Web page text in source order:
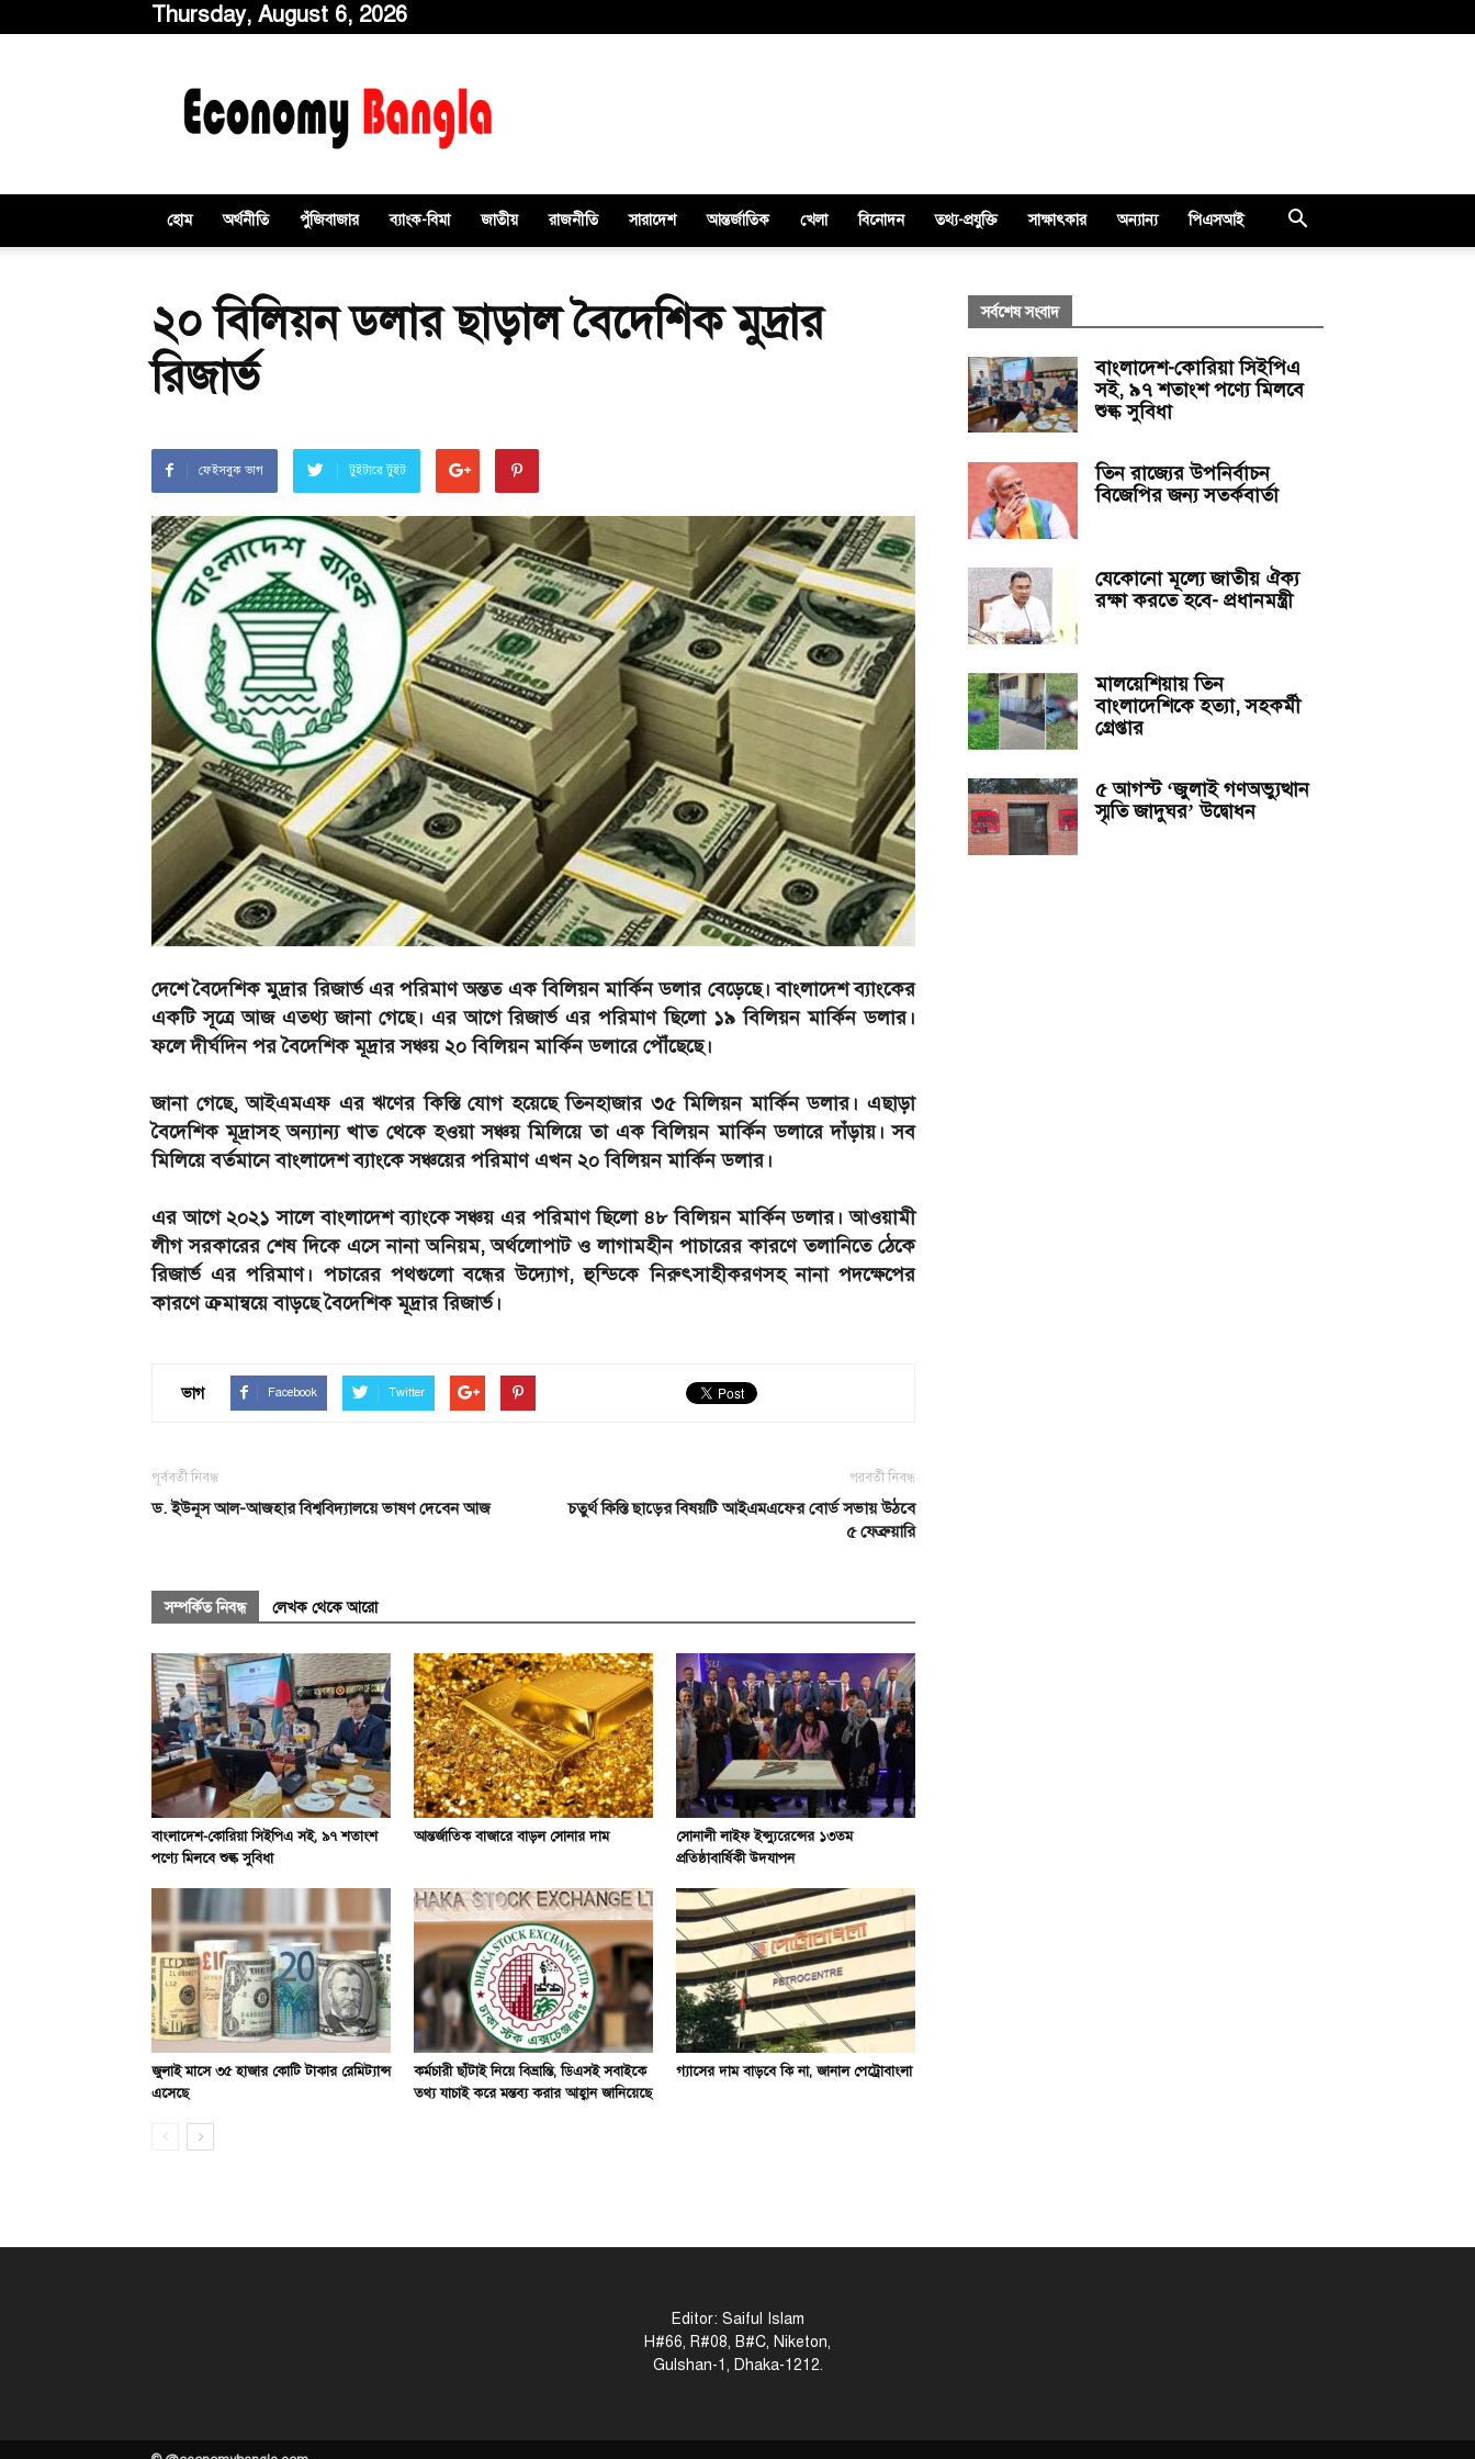
Thursday, August 6, 2026
হোম অর্থনীতি পুঁজিবাজার ব্যাংক-বিমা জাতীয় রাজনীতি সারাদেশ আন্তর্জাতিক খেলা বিনোদন তথ্য-প্রযুক্তি সাক্ষাৎকার অন্যান্য পিএসআই
২০ বিলিয়ন ডলার ছাড়াল বৈদেশিক মুদ্রার
রিজার্ভ
ফেইসবুক ভাগ টুইটারে টুইট
দেশে বৈদেশিক মুদ্রার রিজার্ভ এর পরিমাণ অন্তত এক বিলিয়ন মার্কিন ডলার বেড়েছে। বাংলাদেশ ব্যাংকের
একটি সূত্রে আজ এতথ্য জানা গেছে। এর আগে রিজার্ভ এর পরিমাণ ছিলো ১৯ বিলিয়ন মার্কিন ডলার।
ফলে দীর্ঘদিন পর বৈদেশিক মূদ্রার সঞ্চয় ২০ বিলিয়ন মার্কিন ডলারে পৌঁছেছে।
জানা গেছে, আইএমএফ এর ঋণের কিস্তি যোগ হয়েছে তিনহাজার ৩৫ মিলিয়ন মার্কিন ডলার। এছাড়া
বৈদেশিক মূদ্রাসহ অন্যান্য খাত থেকে হওয়া সঞ্চয় মিলিয়ে তা এক বিলিয়ন মার্কিন ডলারে দাঁড়ায়। সব
মিলিয়ে বর্তমানে বাংলাদেশ ব্যাংকে সঞ্চয়ের পরিমাণ এখন ২০ বিলিয়ন মার্কিন ডলার।
এর আগে ২০২১ সালে বাংলাদেশ ব্যাংকে সঞ্চয় এর পরিমাণ ছিলো ৪৮ বিলিয়ন মার্কিন ডলার। আওয়ামী
লীগ সরকারের শেষ দিকে এসে নানা অনিয়ম, অর্থলোপাট ও লাগামহীন পাচারের কারণে তলানিতে ঠেকে
রিজার্ভ এর পরিমাণ। পচারের পথগুলো বন্ধের উদ্যোগ, হুন্ডিকে নিরুৎসাহীকরণসহ নানা পদক্ষেপের
কারণে ক্রমান্বয়ে বাড়ছে বৈদেশিক মূদ্রার রিজার্ভ।
ভাগ Facebook Twitter
পূর্ববর্তী নিবন্ধ
ড. ইউনূস আল-আজহার বিশ্ববিদ্যালয়ে ভাষণ দেবেন আজ
পরবর্তী নিবন্ধ
চতুর্থ কিস্তি ছাড়ের বিষয়টি আইএমএফের বোর্ড সভায় উঠবে
৫ ফেব্রুয়ারি
সম্পর্কিত নিবন্ধ লেখক থেকে আরো
বাংলাদেশ-কোরিয়া সিইপিএ সই, ৯৭ শতাংশ
পণ্যে মিলবে শুল্ক সুবিধা
আন্তর্জাতিক বাজারে বাড়ল সোনার দাম
সোনালী লাইফ ইন্স্যুরেন্সের ১৩তম
প্রতিষ্ঠাবার্ষিকী উদযাপন
জুলাই মাসে ৩৫ হাজার কোটি টাকার রেমিট্যান্স
এসেছে
কর্মচারী ছাঁটাই নিয়ে বিভ্রান্তি, ডিএসই সবাইকে
তথ্য যাচাই করে মন্তব্য করার আহ্বান জানিয়েছে
গ্যাসের দাম বাড়বে কি না, জানাল পেট্রোবাংলা
সর্বশেষ সংবাদ
বাংলাদেশ-কোরিয়া সিইপিএ
সই, ৯৭ শতাংশ পণ্যে মিলবে
শুল্ক সুবিধা
তিন রাজ্যের উপনির্বাচন
বিজেপির জন্য সতর্কবার্তা
যেকোনো মূল্যে জাতীয় ঐক্য
রক্ষা করতে হবে- প্রধানমন্ত্রী
মালয়েশিয়ায় তিন
বাংলাদেশিকে হত্যা, সহকর্মী
গ্রেপ্তার
৫ আগস্ট ‘জুলাই গণঅভ্যুত্থান
স্মৃতি জাদুঘর’ উদ্বোধন
Editor: Saiful Islam
H#66, R#08, B#C, Niketon,
Gulshan-1, Dhaka-1212.